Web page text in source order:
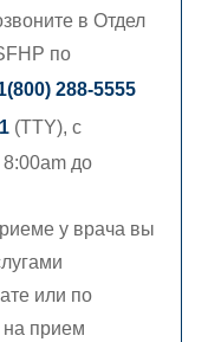
в Отдел
по
288-5555
(TTY), с
8:00am до
у врача вы
или по
на прием